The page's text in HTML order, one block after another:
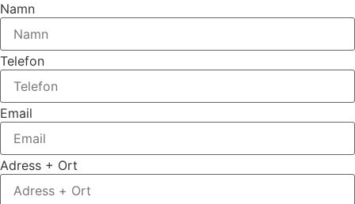
Namn
Telefon
Email
Adress + Ort